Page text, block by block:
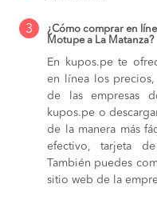
3
¿Cómo comprar en
Motupe a La Matanza?
En kupos.pe te
en línea los
de las empresas
kupos.pe o
de la manera más
efectivo, tarjeta
También puedes
sitio web de la